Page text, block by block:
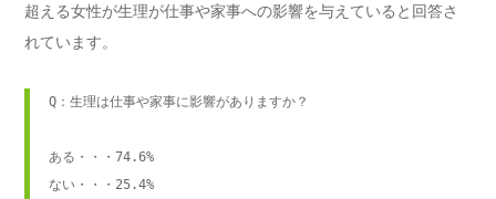
超える女性が生理が仕事や家事への影響を与えていると回答さ
れています。
Q：生理は仕事や家事に影響がありますか？
ある・・・74.6%
ない・・・25.4%